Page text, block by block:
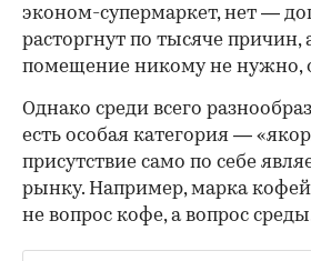
эконом-супермаркет, нет —
расторгнут по тысяче причин,
помещение никому не нужно,
Однако среди всего
есть особая категория —
присутствие само по себе
рынку. Например, марка
не вопрос кофе, а вопрос